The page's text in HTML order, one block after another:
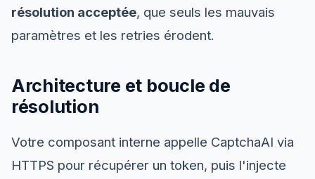
résolution acceptée, que seuls les mauvais
paramètres et les retries érodent.
Architecture et boucle de
résolution
Votre composant interne appelle CaptchaAI via
HTTPS pour récupérer un token, puis l'injecte